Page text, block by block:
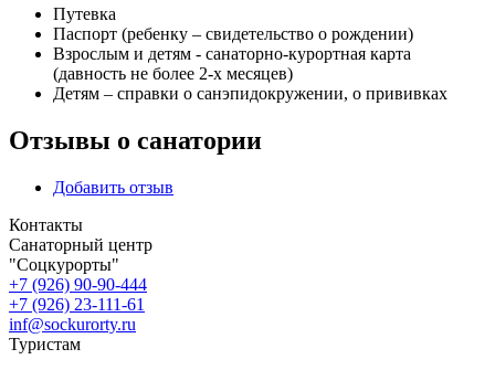
Путевка
Паспорт (ребенку – свидетельство о рождении)
Взрослым и детям - санаторно-курортная карта
(давность не более 2-х месяцев)
Детям – справки о санэпидокружении, о прививках
Отзывы о санатории
Добавить отзыв
Контакты
Санаторный центр
"Соцкурорты"
+7 (926) 90-90-444
+7 (926) 23-111-61
inf@sockurorty.ru
Туристам